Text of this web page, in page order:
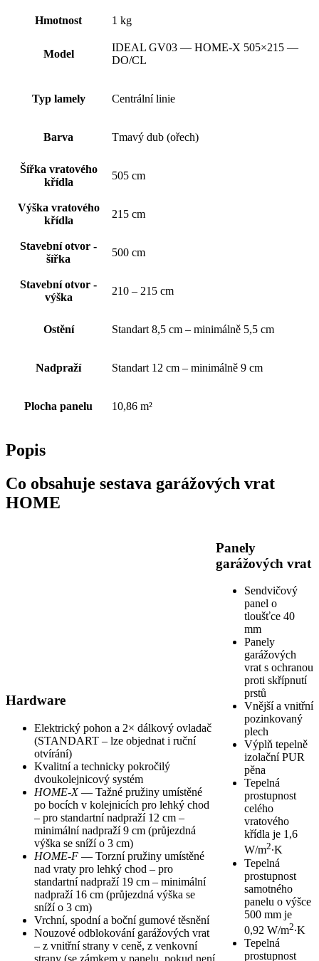
Hmotnost 1 kg
Model
IDEAL GV03 — HOME-X 505×215 —
DO/CL
Typ lamely Centrální linie
Barva Tmavý dub (ořech)
Šířka vratového
křídla
505 cm
Výška vratového
křídla
215 cm
Stavební otvor -
šířka
500 cm
Stavební otvor -
výška
210 – 215 cm
Ostění Standart 8,5 cm – minimálně 5,5 cm
Nadpraží Standart 12 cm – minimálně 9 cm
Plocha panelu 10,86 m²
Popis
Co obsahuje sestava garážových vrat
HOME
Hardware
Elektrický pohon a 2× dálkový ovladač
(STANDART – lze objednat i ruční
otvírání)
Kvalitní a technicky pokročilý
dvoukolejnicový systém
HOME-X— Tažné pružiny umístěné
po bocích v kolejnicích pro lehký chod
– pro standartní nadpraží 12 cm –
minimální nadpraží 9 cm (průjezdná
výška se sníží o 3 cm)
HOME-F — Torzní pružiny umístěné
nad vraty pro lehký chod – pro
standartní nadpraží 19 cm – minimální
nadpraží 16 cm (průjezdná výška se
sníží o 3 cm)
Vrchní, spodní a boční gumové těsnění
Nouzové odblokování garážových vrat
– z vnitřní strany v ceně, z venkovní
strany (se zámkem v panelu, pokud není
Panely
garážových vrat
Sendvičový
panel o
tloušťce 40
mm
Panely
garážových
vrat s ochranou
proti skřípnutí
prstů
Vnější a vnitřní
pozinkovaný
plech
Výplň tepelně
izolační PUR
pěna
Tepelná
prostupnost
celého
vratového
křídla je 1,6
W/m2∙K
Tepelná
prostupnost
samotného
panelu o výšce
500 mm je
0,92 W/m2∙K
Tepelná
prostupnost